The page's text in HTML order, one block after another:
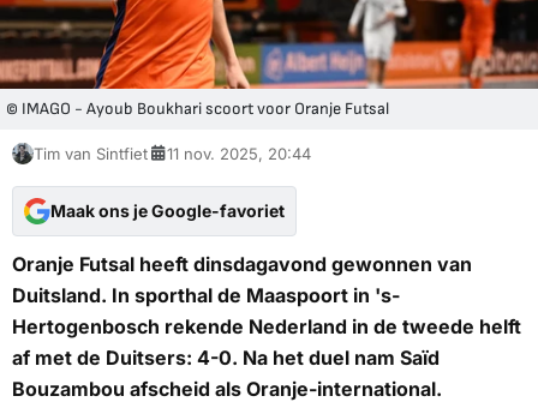
© IMAGO - Ayoub Boukhari scoort voor Oranje Futsal
Tim van Sintfiet 11 nov. 2025, 20:44
Maak ons je Google-favoriet
Oranje Futsal heeft dinsdagavond gewonnen van
Duitsland. In sporthal de Maaspoort in 's-
Hertogenbosch rekende Nederland in de tweede helft
af met de Duitsers: 4-0. Na het duel nam Saïd
Bouzambou afscheid als Oranje-international.